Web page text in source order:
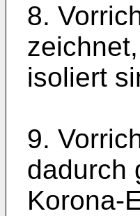
8.
isoliert
9.
dadurch
Korona-